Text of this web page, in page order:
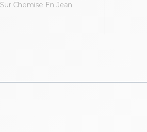
Sur Chemise En Jean